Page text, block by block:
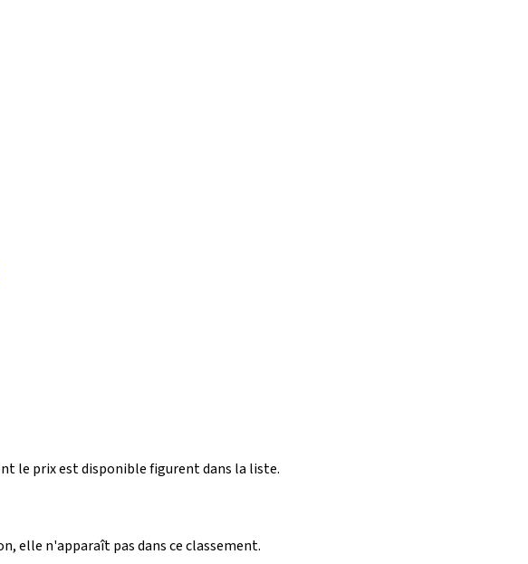
le prix est disponible figurent dans la liste.
elle n'apparaît pas dans ce classement.